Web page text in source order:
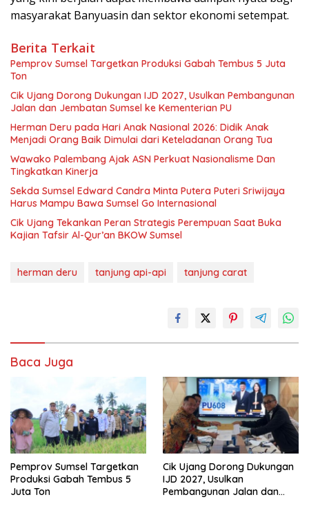
masyarakat Banyuasin dan sektor ekonomi setempat.
Berita Terkait
Pemprov Sumsel Targetkan Produksi Gabah Tembus 5 Juta
Ton
Cik Ujang Dorong Dukungan IJD 2027, Usulkan Pembangunan
Jalan dan Jembatan Sumsel ke Kementerian PU
Herman Deru pada Hari Anak Nasional 2026: Didik Anak
Menjadi Orang Baik Dimulai dari Keteladanan Orang Tua
Wawako Palembang Ajak ASN Perkuat Nasionalisme Dan
Tingkatkan Kinerja
Sekda Sumsel Edward Candra Minta Putera Puteri Sriwijaya
Harus Mampu Bawa Sumsel Go Internasional
Cik Ujang Tekankan Peran Strategis Perempuan Saat Buka
Kajian Tafsir Al-Qur’an BKOW Sumsel
herman deru tanjung api-api tanjung carat
Baca Juga
Pemprov Sumsel Targetkan
Produksi Gabah Tembus 5
Juta Ton
Cik Ujang Dorong Dukungan
IJD 2027, Usulkan
Pembangunan Jalan dan